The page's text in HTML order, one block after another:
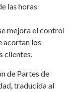
las horas
mejora el control
acortan los
clientes.
de Partes de
traducida al